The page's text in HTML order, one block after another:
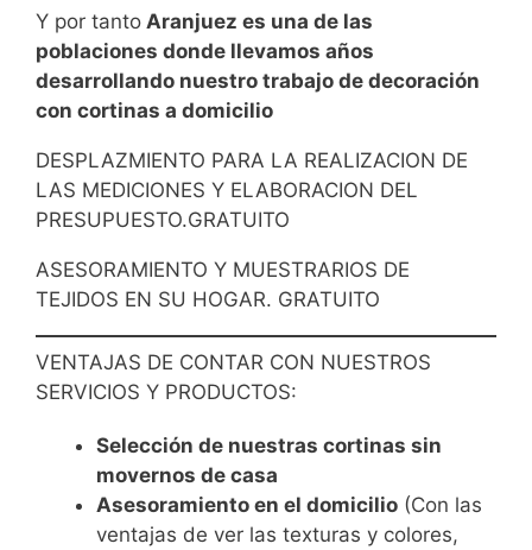
Y por tanto Aranjuez es una de las
poblaciones donde llevamos años
desarrollando nuestro trabajo de decoración
con cortinas a domicilio
DESPLAZMIENTO PARA LA REALIZACION DE
LAS MEDICIONES Y ELABORACION DEL
PRESUPUESTO.GRATUITO
ASESORAMIENTO Y MUESTRARIOS DE
TEJIDOS EN SU HOGAR. GRATUITO
VENTAJAS DE CONTAR CON NUESTROS
SERVICIOS Y PRODUCTOS:
Selección de nuestras cortinas sin
movernos de casa
Asesoramiento en el domicilio (Con las
ventajas de ver las texturas y colores,